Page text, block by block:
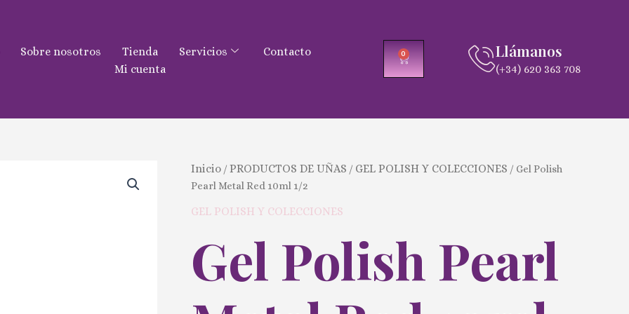
Sobre nosotros Tienda Servicios
Contacto
Mi cuenta
0
CARRITO
Llámanos
(+34) 620 363 708
Inicio / PRODUCTOS DE UÑAS / GEL POLISH Y COLECCIONES / Gel Polish
Pearl Metal Red 10ml 1/2
GEL POLISH Y COLECCIONES
Gel Polish Pearl
Gel
Polish
Metal
1/2
cantidad